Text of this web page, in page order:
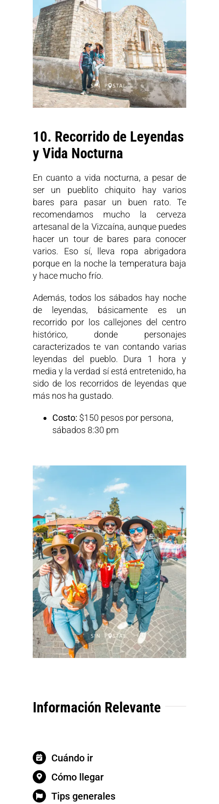
10. Recorrido de Leyendas
y Vida Nocturna
En cuanto a vida nocturna, a pesar de
ser un pueblito chiquito hay varios
bares para pasar un buen rato. Te
recomendamos mucho la cerveza
artesanal de la Vizcaína, aunque puedes
hacer un tour de bares para conocer
varios. Eso sí, lleva ropa abrigadora
porque en la noche la temperatura baja
y hace mucho frío.
Además, todos los sábados hay noche
de leyendas, básicamente es un
recorrido por los callejones del centro
histórico, donde personajes
caracterizados te van contando varias
leyendas del pueblo. Dura 1 hora y
media y la verdad sí está entretenido, ha
sido de los recorridos de leyendas que
más nos ha gustado.
Costo: $150 pesos por persona,
sábados 8:30 pm
Información Relevante
Cuándo ir
Cómo llegar
Tips generales